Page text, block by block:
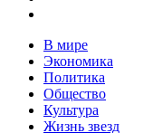
В мире
Экономика
Политика
Общество
Культура
Жизнь звезд